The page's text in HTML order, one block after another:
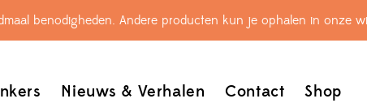
benodigheden. Andere producten kun je ophalen in onze
Nieuws & Verhalen Contact Shop